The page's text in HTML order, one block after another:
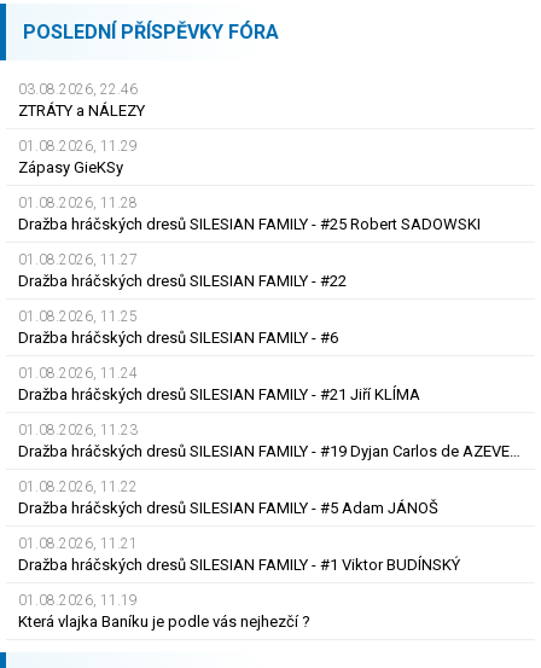
POSLEDNÍ PŘÍSPĚVKY FÓRA
03.08.2026, 22.46
ZTRÁTY a NÁLEZY
01.08.2026, 11.29
Zápasy GieKSy
01.08.2026, 11.28
Dražba hráčských dresů SILESIAN FAMILY - #25 Robert SADOWSKI
01.08.2026, 11.27
Dražba hráčských dresů SILESIAN FAMILY - #22
01.08.2026, 11.25
Dražba hráčských dresů SILESIAN FAMILY - #6
01.08.2026, 11.24
Dražba hráčských dresů SILESIAN FAMILY - #21 Jiří KLÍMA
01.08.2026, 11.23
Dražba hráčských dresů SILESIAN FAMILY - #19 Dyjan Carlos de AZEVEDO
01.08.2026, 11.22
Dražba hráčských dresů SILESIAN FAMILY - #5 Adam JÁNOŠ
01.08.2026, 11.21
Dražba hráčských dresů SILESIAN FAMILY - #1 Viktor BUDÍNSKÝ
01.08.2026, 11.19
Která vlajka Baníku je podle vás nejhezčí ?